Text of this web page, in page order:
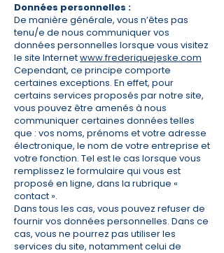
Données personnelles :
​De manière générale, vous n’êtes pas
tenu/e de nous communiquer vos
données personnelles lorsque vous visitez
le site Internetwww.frederiquejeske.com
Cependant, ce principe comporte
certaines exceptions. En effet, pour
certains services proposés par notre site,
vous pouvez être amenés à nous
communiquer certaines données telles
que : vos noms, prénoms et votre adresse
électronique, le nom de votre entreprise et
votre fonction. Tel est le cas lorsque vous
remplissez le formulaire qui vous est
proposé en ligne, dans la rubrique «
contact ».
Dans tous les cas, vous pouvez refuser de
fournir vos données personnelles. Dans ce
cas, vous ne pourrez pas utiliser les
services du site, notamment celui de